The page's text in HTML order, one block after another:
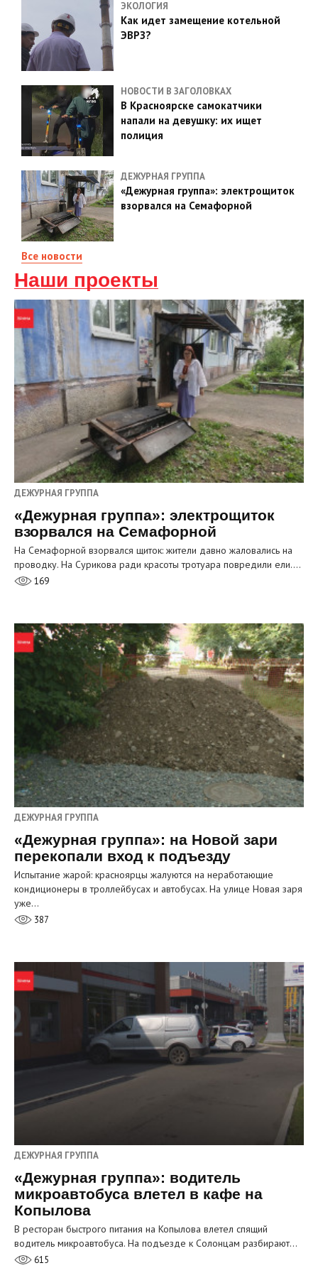
ЭКОЛОГИЯ
Как идет замещение котельной
ЭВРЗ?
НОВОСТИ В ЗАГОЛОВКАХ
В Красноярске самокатчики
напали на девушку: их ищет
полиция
ДЕЖУРНАЯ ГРУППА
«Дежурная группа»: электрощиток
взорвался на Семафорной
Все новости
Наши проекты
ДЕЖУРНАЯ ГРУППА
«Дежурная группа»: электрощиток
взорвался на Семафорной
На Семафорной взорвался щиток: жители давно жаловались на
проводку. На Сурикова ради красоты тротуара повредили ели.…
169
ДЕЖУРНАЯ ГРУППА
«Дежурная группа»: на Новой зари
перекопали вход к подъезду
Испытание жарой: красноярцы жалуются на неработающие
кондиционеры в троллейбусах и автобусах. На улице Новая заря
уже…
387
ДЕЖУРНАЯ ГРУППА
«Дежурная группа»: водитель
микроавтобуса влетел в кафе на
Копылова
В ресторан быстрого питания на Копылова влетел спящий
водитель микроавтобуса. На подъезде к Солонцам разбирают…
615